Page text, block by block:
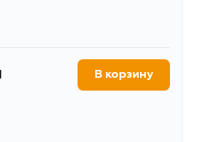
В корзину